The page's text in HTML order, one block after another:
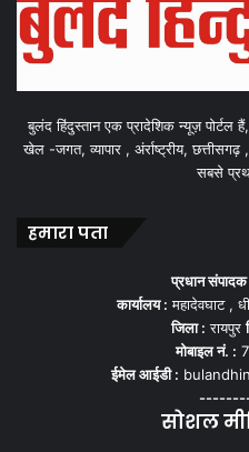
बुलंद हिंदुस्तान एक प्रादेशिक न्यूज़ पोर्टल
खेल -जगत, व्यापार , अंर्राष्ट्रीय, छत्तीसगढ़
सबसे
हमारा पता
प्रधान
कार्यालय : महादेवघाट ,
जिला : रायपुर
मोबाइल नं. :
ईमेल आईडी :
सोशल